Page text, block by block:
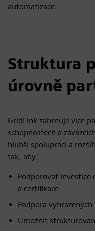
automatizace.
Struktura
úrovně
GridLink zahrnuje více
schopnostech a
hlubší spolupráci a
tak, aby:
Podporovat investice
a certifikace
Podpora
Umožnit